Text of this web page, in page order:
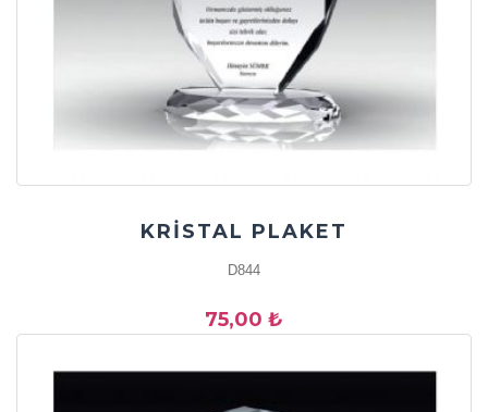
KRİSTAL PLAKET
D844
75,00 ₺